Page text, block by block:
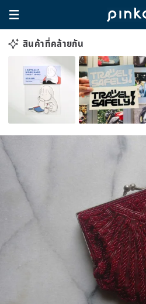
สินค้าที่คล้ายกัน